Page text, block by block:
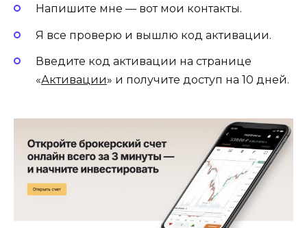
Напишите мне — вот мои контакты.
Я все проверю и вышлю код активации.
Введите код активации на странице
«Активации» и получите доступ на 10 дней.